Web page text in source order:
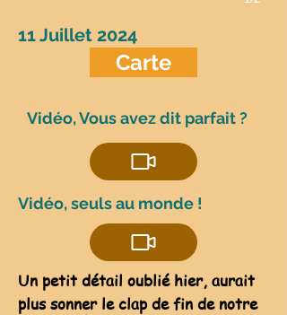
11 Juillet 2024
Carte
Vidéo, Vous avez dit parfait ?
Vidéo, seuls au monde !
Un petit détail oublié hier, aurait
plus sonner le clap de fin de notre